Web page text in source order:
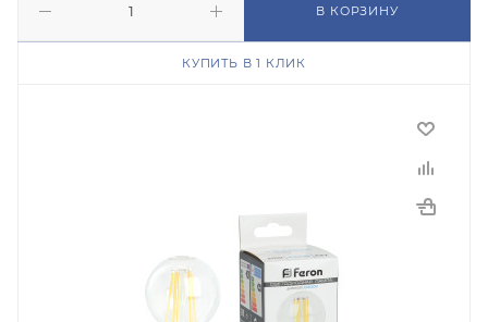
В КОРЗИНУ
КУПИТЬ В 1 КЛИК